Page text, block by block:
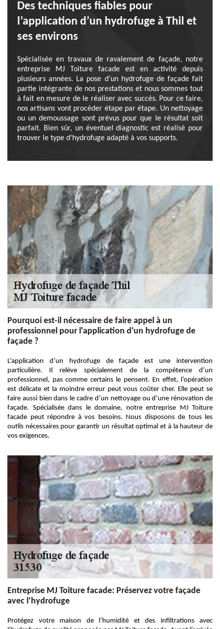
Des techniques fiables pour
l’application d’un hydrofuge à Thil et
ses environs
Spécialisée en travaux de ravalement de façade, notre
entreprise MJ Toiture facade est en activité depuis
plusieurs années. La pose d’un hydrofuge de façade fait
partie intégrante de nos prestations et nous sommes tout
à fait en mesure de le réaliser avec succès. Pour ce faire,
nos artisans vont procéder étape par étape. Un nettoyage
ou un demoussage sont prévus pour que le résultat soit
parfait. Bien sûr, un éventuel diagnostic est réalisé pour
trouver le type d’hydrofuge adapté à vos supports.
Pourquoi est-il nécessaire de faire appel à un
professionnel pour l'application d'un hydrofuge de
façade ?
L’application d’un hydrofuge de façade est une intervention
particulière. Il relève spécialement de la compétence d’un
professionnel, pas comme certains le pensent. En effet, l’opération
est délicate et la moindre erreur peut vous coûter cher. Elle peut se
faire aussi bien dans le cadre d’un nettoyage ou d’une rénovation de
façade. Spécialisée dans le domaine, notre entreprise MJ Toiture
facade peut répondre à vos besoins. Nous disposons de tous les
outils nécessaires pour garantir un résultat optimal et à la hauteur de
vos exigences.
Entreprise MJ Toiture facade: Préservez votre façade
avec l’hydrofuge
Protégez votre maison de l’humidité et des infiltrations avec